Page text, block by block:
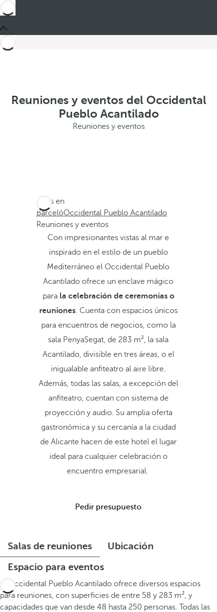
Reuniones y eventos del Occidental
Pueblo Acantilado
Reuniones y eventos
Estás en
BarcelóOccidental Pueblo Acantilado
Reuniones y eventos
Con impresionantes vistas al mar e
inspirado en el estilo de un pueblo
Mediterráneo el Occidental Pueblo
Acantilado ofrece un enclave mágico
parala celebración de ceremonias o
reuniones. Cuenta con espacios únicos
para encuentros de negocios, como la
sala PenyaSegat, de 283 m², la sala
Acantilado, divisible en tres áreas, o el
inigualable anfiteatro al aire libre.
Además, todas las salas, a excepción del
anfiteatro, cuentan con sistema de
proyección y audio. Su amplia oferta
gastronómica y su cercanía a la ciudad
de Alicante hacen de este hotel el lugar
ideal para cualquier celebración o
encuentro empresarial.
Pedir presupuesto
Salas de reuniones
Ubicación
Espacio para eventos
El Occidental Pueblo Acantilado ofrece diversos espacios
para reuniones, con superficies de entre 58 y 283 m², y
capacidades que van desde 48 hasta 250 personas. Todas las